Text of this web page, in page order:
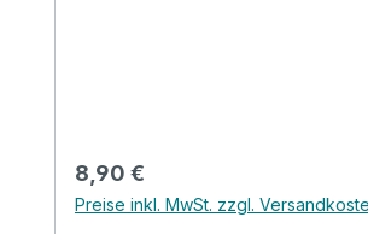
nur zuckersüß? Lieben wir sehr!
Regulärer Preis:
8,90 €
Preise inkl. MwSt. zzgl.